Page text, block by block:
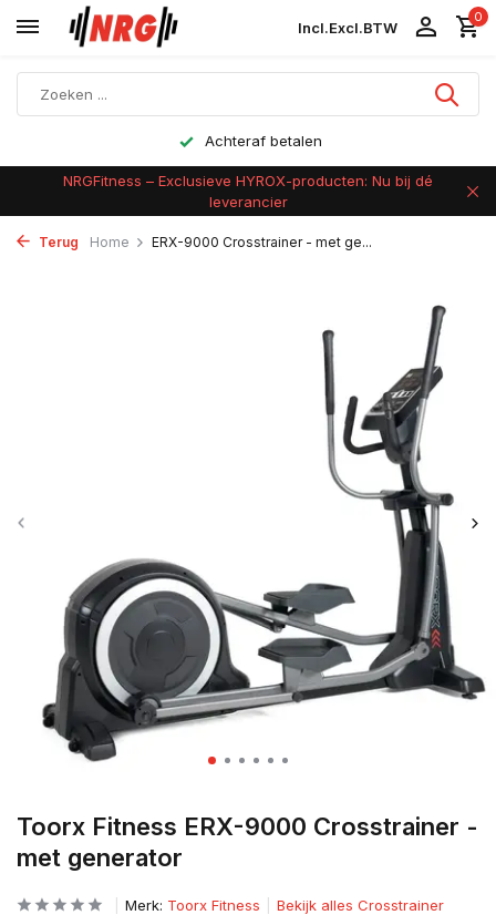
Incl.Excl.BTW
0
Achteraf betalen
NRGFitness – Exclusieve HYROX-producten: Nu bij dé
leverancier
Terug Home ERX-9000 Crosstrainer - met ge...
Toorx Fitness ERX-9000 Crosstrainer -
met generator
Merk: Toorx Fitness Bekijk alles Crosstrainer